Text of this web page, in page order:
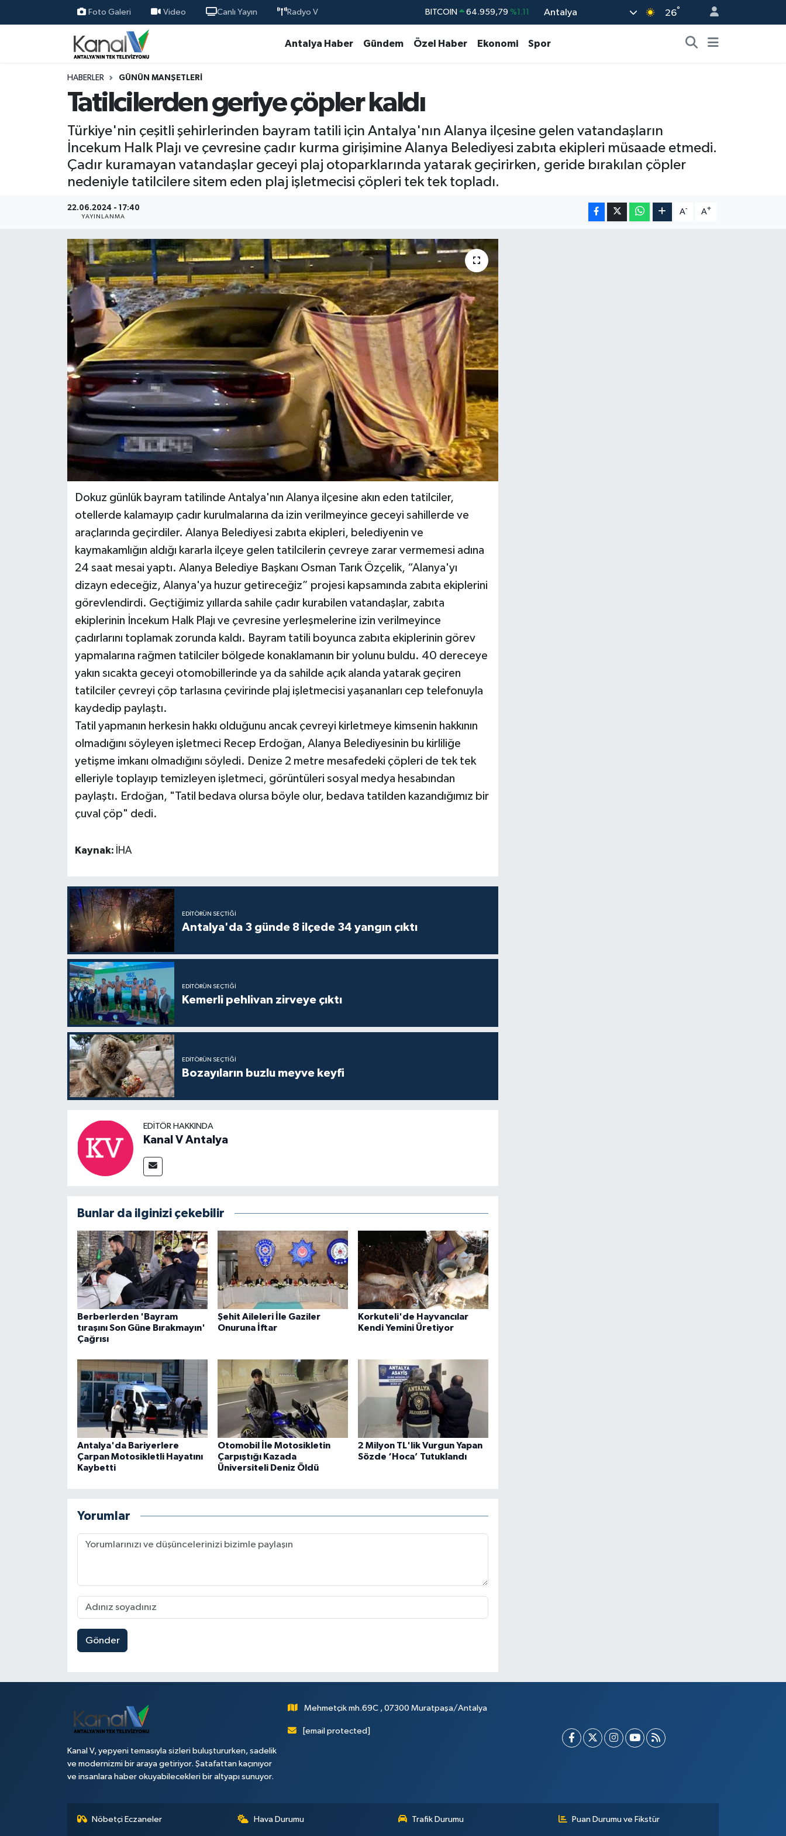
Foto Galeri Video Canlı Yayın Radyo V BITCOIN 64.959,79 %1.11
GRAM ALTIN
Antalya 26°
Antalya Haber Gündem Özel Haber Ekonomi Spor
HABERLER GÜNÜN MANŞETLERI
Tatilcilerden geriye çöpler kaldı
Türkiye'nin çeşitli şehirlerinden bayram tatili için Antalya'nın Alanya ilçesine gelen vatandaşların
İncekum Halk Plajı ve çevresine çadır kurma girişimine Alanya Belediyesi zabıta ekipleri müsaade etmedi.
Çadır kuramayan vatandaşlar geceyi plaj otoparklarında yatarak geçirirken, geride bırakılan çöpler
nedeniyle tatilcilere sitem eden plaj işletmecisi çöpleri tek tek topladı.
22.06.2024 - 17:40
YAYINLANMA
A- A+
Dokuz günlük bayram tatilinde Antalya'nın Alanya ilçesine akın eden tatilciler,
otellerde kalamayıp çadır kurulmalarına da izin verilmeyince geceyi sahillerde ve
araçlarında geçirdiler. Alanya Belediyesi zabıta ekipleri, belediyenin ve
kaymakamlığın aldığı kararla ilçeye gelen tatilcilerin çevreye zarar vermemesi adına
24 saat mesai yaptı. Alanya Belediye Başkanı Osman Tarık Özçelik, “Alanya'yı
dizayn edeceğiz, Alanya'ya huzur getireceğiz” projesi kapsamında zabıta ekiplerini
görevlendirdi. Geçtiğimiz yıllarda sahile çadır kurabilen vatandaşlar, zabıta
ekiplerinin İncekum Halk Plajı ve çevresine yerleşmelerine izin verilmeyince
çadırlarını toplamak zorunda kaldı. Bayram tatili boyunca zabıta ekiplerinin görev
yapmalarına rağmen tatilciler bölgede konaklamanın bir yolunu buldu. 40 dereceye
yakın sıcakta geceyi otomobillerinde ya da sahilde açık alanda yatarak geçiren
tatilciler çevreyi çöp tarlasına çevirinde plaj işletmecisi yaşananları cep telefonuyla
kaydedip paylaştı.
Tatil yapmanın herkesin hakkı olduğunu ancak çevreyi kirletmeye kimsenin hakkının
olmadığını söyleyen işletmeci Recep Erdoğan, Alanya Belediyesinin bu kirliliğe
yetişme imkanı olmadığını söyledi. Denize 2 metre mesafedeki çöpleri de tek tek
elleriyle toplayıp temizleyen işletmeci, görüntüleri sosyal medya hesabından
paylaştı. Erdoğan, "Tatil bedava olursa böyle olur, bedava tatilden kazandığımız bir
çuval çöp" dedi.
Kaynak: İHA
EDITÖRÜN SEÇTIĞI
Antalya'da 3 günde 8 ilçede 34 yangın çıktı
EDITÖRÜN SEÇTIĞI
Kemerli pehlivan zirveye çıktı
EDITÖRÜN SEÇTIĞI
Bozayıların buzlu meyve keyfi
EDITÖR HAKKINDA
Kanal V Antalya
Bunlar da ilginizi çekebilir
Berberlerden 'Bayram
tıraşını Son Güne Bırakmayın'
Çağrısı
Şehit Aileleri İle Gaziler
Onuruna İftar
Korkuteli'de Hayvancılar
Kendi Yemini Üretiyor
Antalya'da Bariyerlere
Çarpan Motosikletli Hayatını
Kaybetti
Otomobil İle Motosikletin
Çarpıştığı Kazada
Üniversiteli Deniz Öldü
2 Milyon TL'lik Vurgun Yapan
Sözde ‘Hoca’ Tutuklandı
Yorumlar
Gönder
Kanal V, yepyeni temasıyla sizleri buluştururken, sadelik
ve modernizmi bir araya getiriyor. Şatafattan kaçınıyor
ve insanlara haber okuyabilecekleri bir altyapı sunuyor.
Mehmetçik mh.69C , 07300 Muratpaşa/Antalya
[email protected]
Nöbetçi Eczaneler Hava Durumu Trafik Durumu Puan Durumu ve Fikstür
Ana Haber
Antalya Haber
Ekonomi
Haber Kuşakları
Haberler
KANALV Spor
Kültür Sanat
Magazin
Öğle Bülteni
Siyaset
Sosyal medya
Teknoloji
Televizyon
Nöbetçi Eczaneler
Hava Durumu
Trafik Durumu
Süper Lig Puan Durumu ve Fikstür
Tüm Manşetler